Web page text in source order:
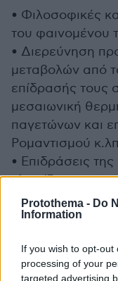
Protothema - Do
Information
If you wish to opt-
processing of your
targeted advertising
• Φιλοσοφικές
του φαινομένου
• Διερεύνηση
μεταβολών από
επίδρασής τους
μεσαιωνική
παγετώνων και
Ρομαντισμού
• Επιδράσεις
χλωρίδα και την
κ.λπ.
• Πρακτικές
μετακινήσεις
επαγγελμάτων